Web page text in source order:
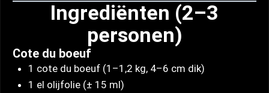
Ingrediënten (2–3
personen)
Cote du boeuf
1 cote du boeuf (1–1,2 kg, 4–6 cm dik)
1 el olijfolie (± 15 ml)